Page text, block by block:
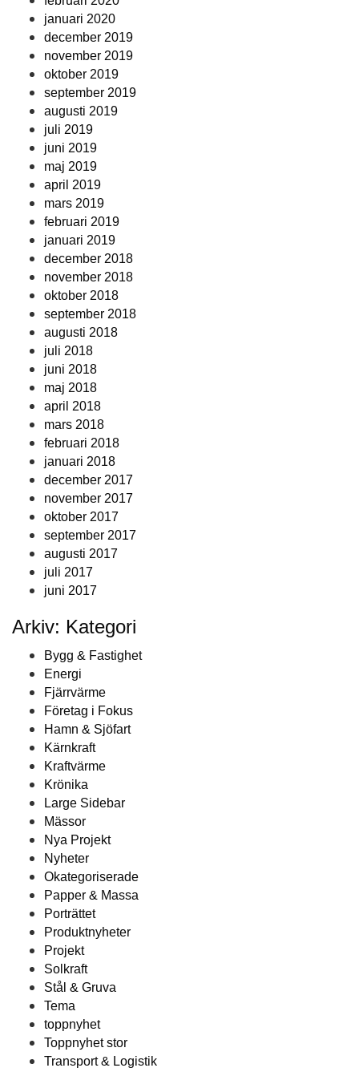
januari 2020
december 2019
november 2019
oktober 2019
september 2019
augusti 2019
juli 2019
juni 2019
maj 2019
april 2019
mars 2019
februari 2019
januari 2019
december 2018
november 2018
oktober 2018
september 2018
augusti 2018
juli 2018
juni 2018
maj 2018
april 2018
mars 2018
februari 2018
januari 2018
december 2017
november 2017
oktober 2017
september 2017
augusti 2017
juli 2017
juni 2017
Arkiv: Kategori
Bygg & Fastighet
Energi
Fjärrvärme
Företag i Fokus
Hamn & Sjöfart
Kärnkraft
Kraftvärme
Krönika
Large Sidebar
Mässor
Nya Projekt
Nyheter
Okategoriserade
Papper & Massa
Porträttet
Produktnyheter
Projekt
Solkraft
Stål & Gruva
Tema
toppnyhet
Toppnyhet stor
Transport & Logistik